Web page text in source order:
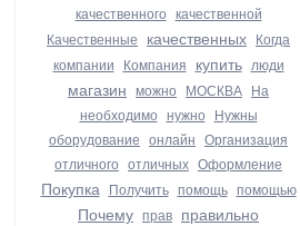
качественного качественной
Качественные качественных Когда
компании Компания купить люди
магазин можно МОСКВА На
необходимо нужно Нужны
оборудование онлайн Организация
отличного отличных Оформление
Покупка Получить помощь помощью
Почему прав правильно